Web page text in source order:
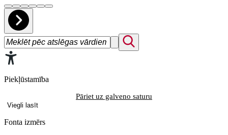
Piekļūstamība
Pāriet uz galveno saturu
Viegli lasīt
Fonta izmērs